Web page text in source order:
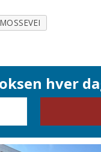
hver